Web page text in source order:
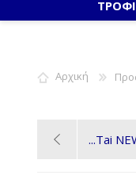
Αρχική
Tai